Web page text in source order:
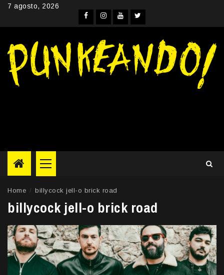
Skip7 agosto, 2026
Facebook
Instagram
YouTube
Twitter
Primary
Menu
Home billycock jell-o brick road
billycock jell-o brick road